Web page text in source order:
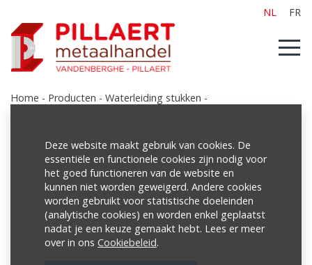
NL FR
Home - Producten - Waterleiding stukken -
Producten
Poutrellen/Balken
Buizen
Deze website maakt gebruik van cookies. De
essentiële en functionele cookies zijn nodig voor
het goed functioneren van de website en
kunnen niet worden geweigerd. Andere cookies
worden gebruikt voor statistische doeleinden
(analytische cookies) en worden enkel geplaatst
nadat je een keuze gemaakt hebt. Lees er meer
over in ons Cookiebeleid.